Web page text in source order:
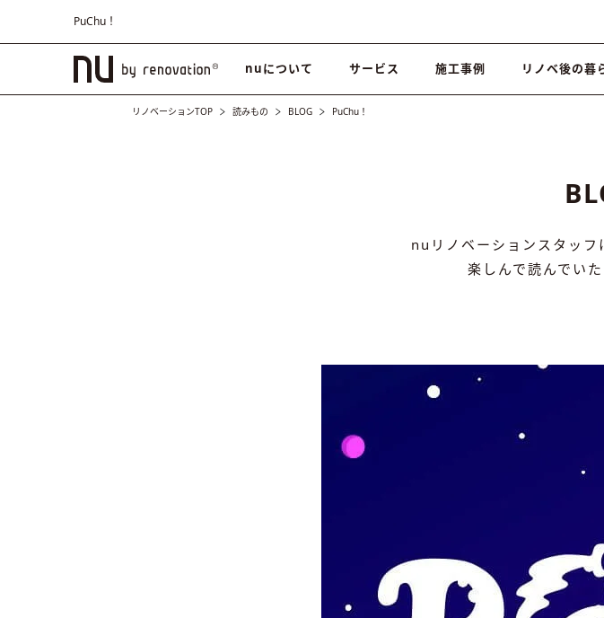
PuChu！
nuについて サービス 施工事例 リノベ後の暮
リノベーションTOP 読みもの BLOG PuChu！
nuリノベーションスタッフ
楽しんで読んでい